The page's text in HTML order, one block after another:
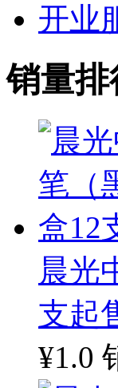
开业
销量排
晨光
支起
¥1.0